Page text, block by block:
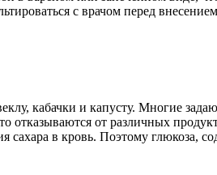
с врачом перед
кабачки и капусту. Многие
отказываются от различных
в кровь. Поэтому глюкоза,